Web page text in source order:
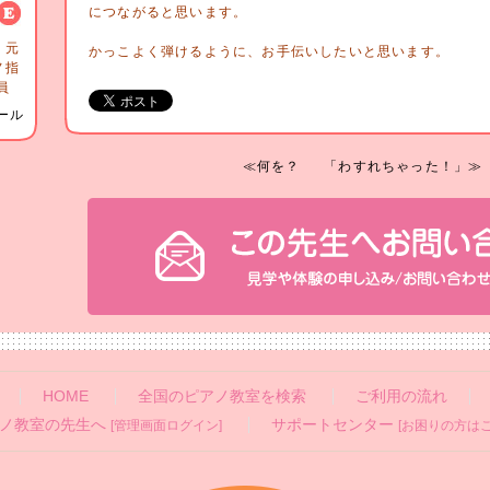
元
指
ル
につながると思います。
かっこよく弾けるように、お手伝いしたいと思います。
≪何を？ 「わすれちゃった！」≫
HOME 全国のピアノ教室を検索
ご利用の流れ
教室の先生へ [管理画面ログイン] サポートセンター [お困りの方は